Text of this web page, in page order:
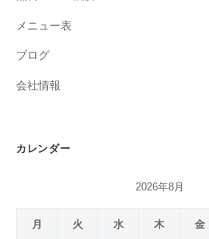
メニュー表
ブログ
会社情報
カレンダー
2026年8月
月 火 水 木 金